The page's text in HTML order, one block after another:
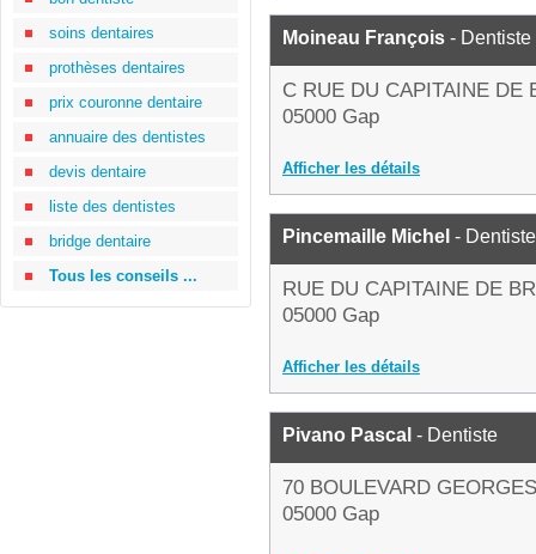
soins dentaires
prothèses dentaires
prix couronne dentaire
annuaire des dentistes
devis dentaire
liste des dentistes
bridge dentaire
Tous les conseils ...
Moineau François - Dentiste
C RUE DU CAPITAINE DE
05000 Gap
Afficher les détails
Pincemaille Michel - Dentiste
RUE DU CAPITAINE DE
05000 Gap
Afficher les détails
Pivano Pascal - Dentiste
70 BOULEVARD
05000 Gap